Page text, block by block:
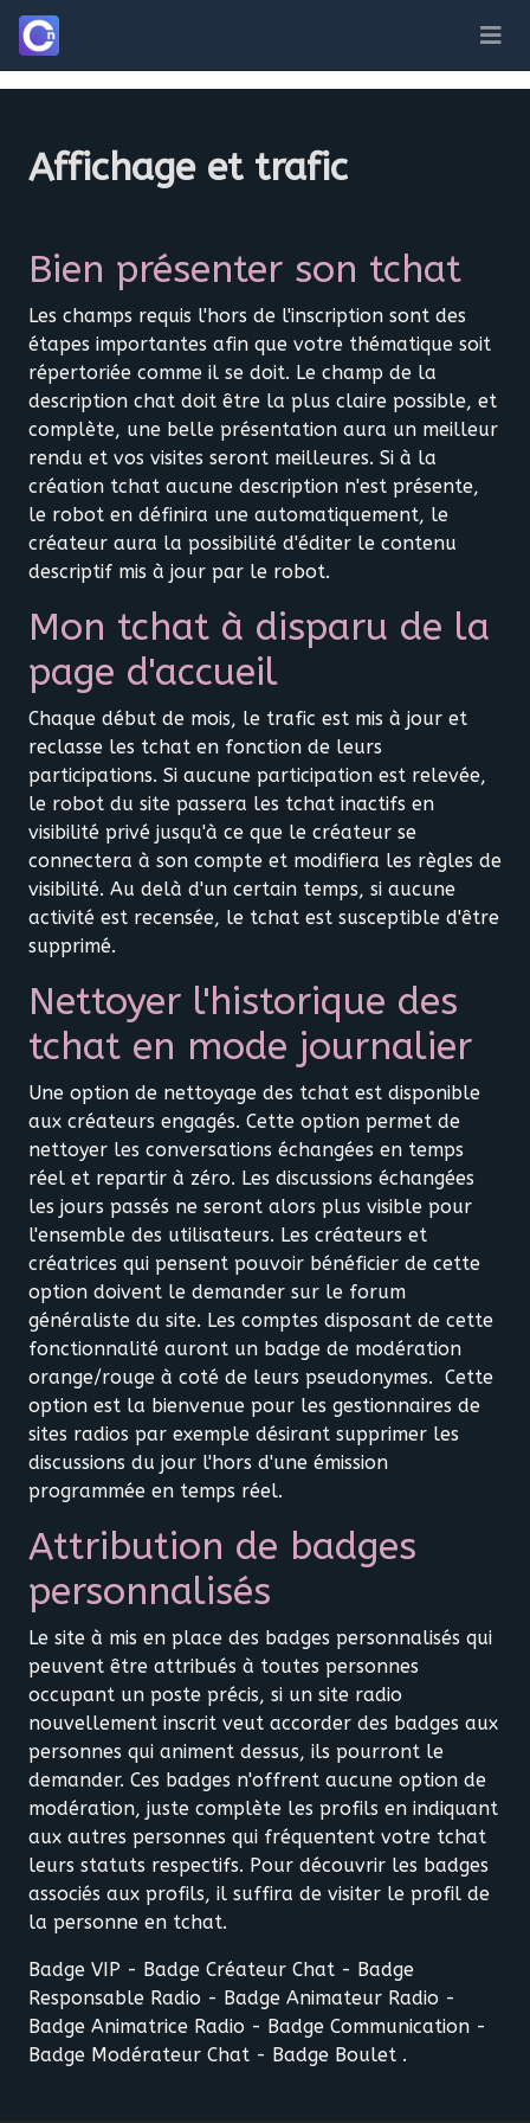
Affichage et trafic
Bien présenter son tchat
Les champs requis l'hors de l'inscription sont des
étapes importantes afin que votre thématique soit
répertoriée comme il se doit. Le champ de la
description chat doit être la plus claire possible, et
complète, une belle présentation aura un meilleur
rendu et vos visites seront meilleures. Si à la
création tchat aucune description n'est présente,
le robot en définira une automatiquement, le
créateur aura la possibilité d'éditer le contenu
descriptif mis à jour par le robot.
Mon tchat à disparu de la
page d'accueil
Chaque début de mois, le trafic est mis à jour et
reclasse les tchat en fonction de leurs
participations. Si aucune participation est relevée,
le robot du site passera les tchat inactifs en
visibilité privé jusqu'à ce que le créateur se
connectera à son compte et modifiera les règles de
visibilité. Au delà d'un certain temps, si aucune
activité est recensée, le tchat est susceptible d'être
supprimé.
Nettoyer l'historique des
tchat en mode journalier
Une option de nettoyage des tchat est disponible
aux créateurs engagés. Cette option permet de
nettoyer les conversations échangées en temps
réel et repartir à zéro. Les discussions échangées
les jours passés ne seront alors plus visible pour
l'ensemble des utilisateurs. Les créateurs et
créatrices qui pensent pouvoir bénéficier de cette
option doivent le demander sur le forum
généraliste du site. Les comptes disposant de cette
fonctionnalité auront un badge de modération
orange/rouge à coté de leurs pseudonymes. Cette
option est la bienvenue pour les gestionnaires de
sites radios par exemple désirant supprimer les
discussions du jour l'hors d'une émission
programmée en temps réel.
Attribution de badges
personnalisés
Le site à mis en place des badges personnalisés qui
peuvent être attribués à toutes personnes
occupant un poste précis, si un site radio
nouvellement inscrit veut accorder des badges aux
personnes qui animent dessus, ils pourront le
demander. Ces badges n'offrent aucune option de
modération, juste complète les profils en indiquant
aux autres personnes qui fréquentent votre tchat
leurs statuts respectifs. Pour découvrir les badges
associés aux profils, il suffira de visiter le profil de
la personne en tchat.
Badge VIP - Badge Créateur Chat - Badge
Responsable Radio - Badge Animateur Radio -
Badge Animatrice Radio - Badge Communication -
Badge Modérateur Chat - Badge Boulet .